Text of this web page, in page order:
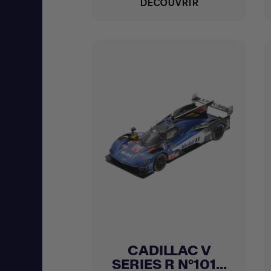
Achat express
CADILLAC V
SERIES R N°101...